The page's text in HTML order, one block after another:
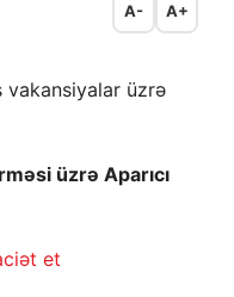
A- A+
vakansiyalar üzrə
üzrə Aparıcı
et